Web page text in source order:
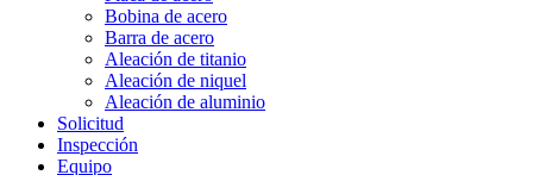
Bobina de acero
Barra de acero
Aleación de titanio
Aleación de niquel
Aleación de aluminio
Solicitud
Inspección
Equipo